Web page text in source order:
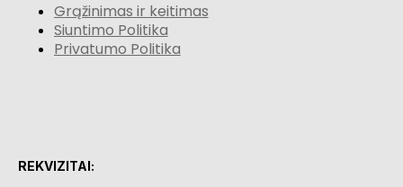
Grąžinimas ir keitimas
Siuntimo Politika
Privatumo Politika
REKVIZITAI: